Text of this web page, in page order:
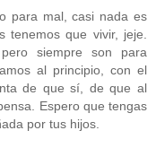
para mal, casi nada es
tenemos que vivir, jeje.
siempre son para
al principio, con el
de que sí, de que al
Espero que tengas
por tus hijos.